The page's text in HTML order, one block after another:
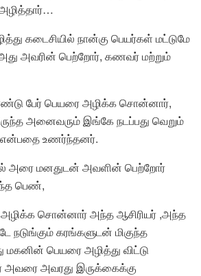
கடைசியில் நான்கு பெயர்கள் மட்டுமே
அவரின் பெற்றோர், கணவர் மற்றும்
பேர் பெயரை அழிக்க சொன்னார்,
அனைவரும் இங்கே நடப்பது வெறும்
உணர்ந்தனர்.
அரை மனதுடன் அவளின் பெற்றோர்
பெண்,
சொன்னார் அந்த ஆசிரியர் ,அந்த
கரங்களுடன் மிகுந்த
பெயரை அழித்து விட்டு
அவரை அவரது இருக்கைக்கு